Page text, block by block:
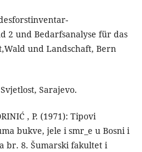
2 und Bedarfsanalyse für das
und Landschaft, Bern
Sarajevo.
, P. (1971): Tipovi
bukve, jele i smr_e u Bosni i
br. 8. Šumarski fakultet i